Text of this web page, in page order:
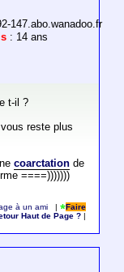
147.abo.wanadoo.fr
: 14 ans
t-il ?
reste plus
coarctationde
====)))))))
à un ami |
Faire
Haut de Page ?